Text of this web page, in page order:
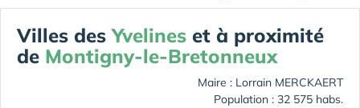
Villes desYvelines et à proximité
de Montigny-le-Bretonneux
Maire : Lorrain MERCKAERT
Population : 32 575 habs.